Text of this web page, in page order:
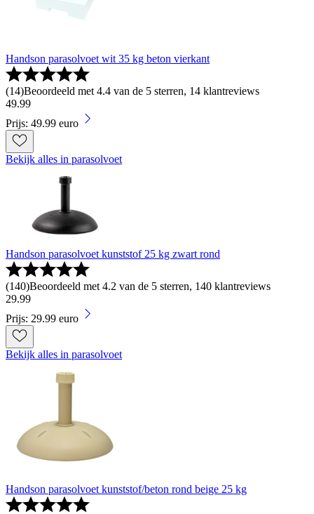
Handson parasolvoet wit 35 kg beton vierkant
(14)Beoordeeld met 4.4 van de 5 sterren, 14 klantreviews
49.99
Prijs: 49.99 euro
Bekijk alles in parasolvoet
Handson parasolvoet kunststof 25 kg zwart rond
(140)Beoordeeld met 4.2 van de 5 sterren, 140 klantreviews
29.99
Prijs: 29.99 euro
Bekijk alles in parasolvoet
Handson parasolvoet kunststof/beton rond beige 25 kg